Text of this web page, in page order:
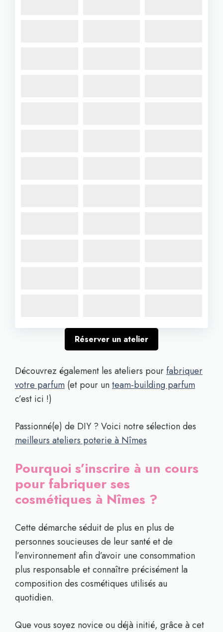
Réserver un atelier
Découvrez également les ateliers pourfabriquer
votre parfum (et pour unteam-building parfum
c’est ici !)
Passionné(e) de DIY ? Voici notre sélection des
meilleurs ateliers poterie à Nîmes
Pourquoi s’inscrire à un cours
pour fabriquer ses
cosmétiques à Nîmes ?
Cette démarche séduit de plus en plus de
personnes soucieuses de leur santé et de
l’environnement afin d’avoir une consommation
plus responsable et connaître précisément la
composition des cosmétiques utilisés au
quotidien.
Que vous soyez novice ou déjà initié, grâce à cet